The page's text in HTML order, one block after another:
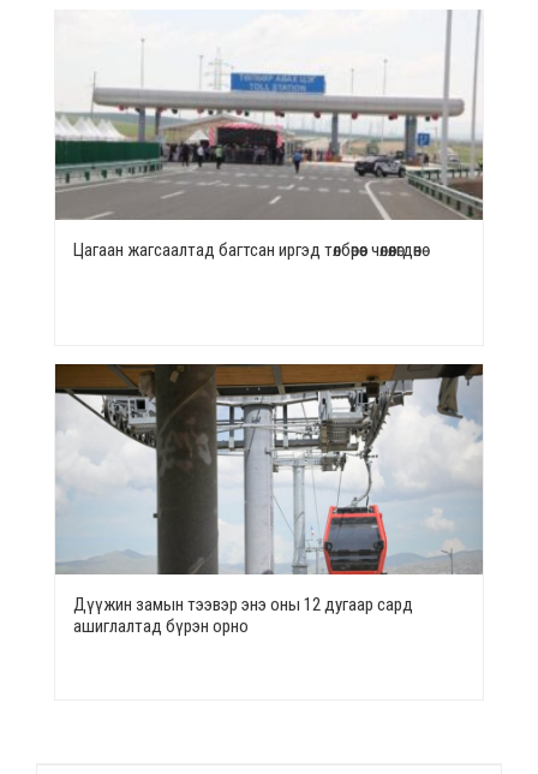
Цагаан жагсаалтад багтсан иргэд төлбөрөөс чөлөөлөгдөнө
Дүүжин замын тээвэр энэ оны 12 дугаар сард
ашиглалтад бүрэн орно